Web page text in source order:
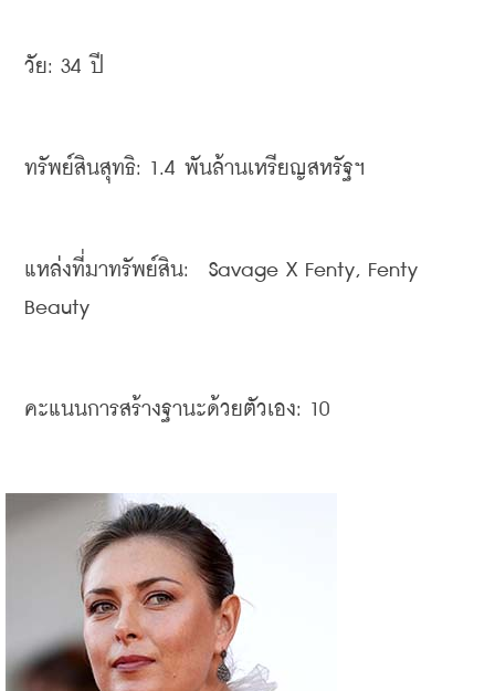
วัย: 34 ปี
ทรัพย์สินสุทธิ: 1.4 พันล้านเหรียญสหรัฐฯ
แหล่งที่มาทรัพย์สิน:  Savage X Fenty, Fenty
Beauty
คะแนนการสร้างฐานะด้วยตัวเอง: 10